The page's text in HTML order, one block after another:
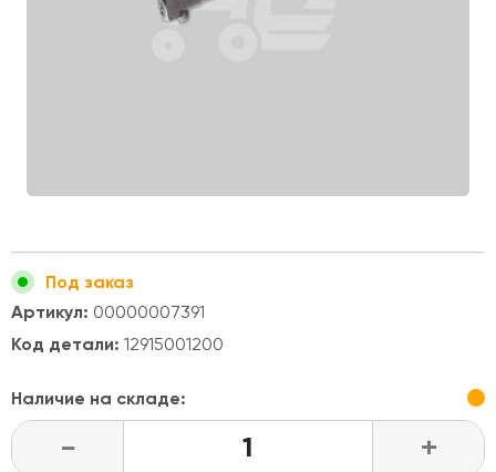
Под заказ
Артикул: 00000007391
Код детали: 12915001200
Наличие на складе:
- +